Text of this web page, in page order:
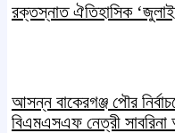
রক্তস্নাত ঐতিহাসিক
আসন্ন বাকেরগঞ্জ পৌর
বিএমএসএফ নেত্রী